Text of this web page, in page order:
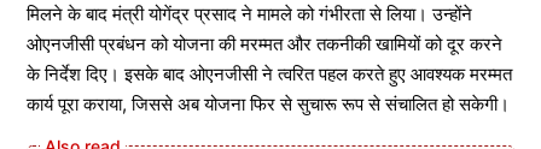
मिलने के बाद मंत्री योगेंद्र प्रसाद ने मामले को गंभीरता से लिया। उन्होंने
ओएनजीसी प्रबंधन को योजना की मरम्मत और तकनीकी खामियों को दूर करने
के निर्देश दिए। इसके बाद ओएनजीसी ने त्वरित पहल करते हुए आवश्यक मरम्मत
कार्य पूरा कराया, जिससे अब योजना फिर से सुचारू रूप से संचालित हो सकेगी।